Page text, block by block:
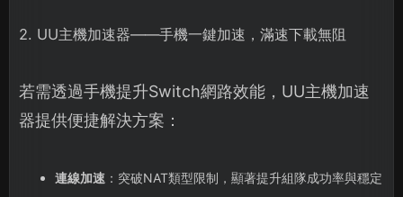
2. UU主機加速器——手機一鍵加速，滿速下載無阻
若需透過手機提升Switch網路效能，UU主機加速
器提供便捷解決方案：
連線加速：突破NAT類型限制，顯著提升組隊成功率與穩定